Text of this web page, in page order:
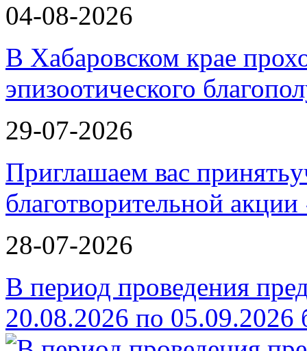
04-08-2026
В Хабаровском крае
эпизоотического
29-07-2026
Приглашаем вас
благотворительной
28-07-2026
В период проведения
20.08.2026 по 05.09.2026